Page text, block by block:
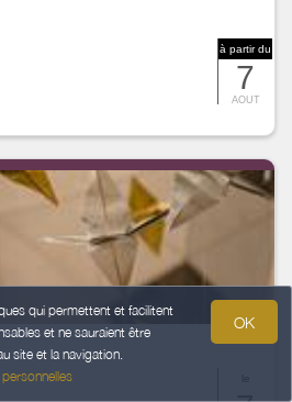
qui permettent et facilitent
et ne sauraient être
site et la navigation.
OK
à partir du
7
AOUT